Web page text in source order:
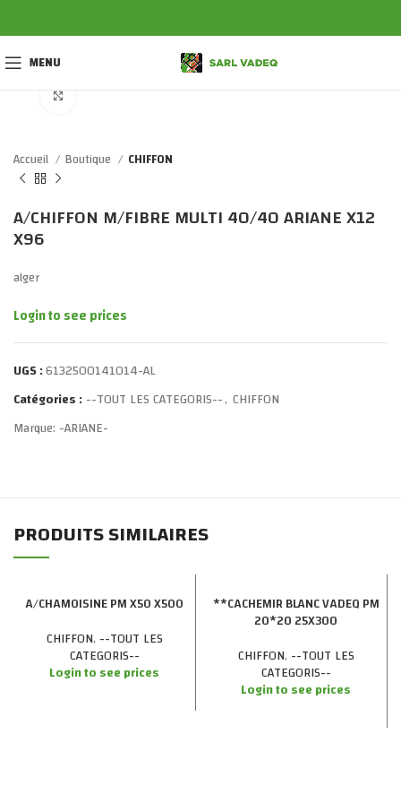
MENU
Click to enlarge
Accueil Boutique CHIFFON
A/CHIFFON M/FIBRE MULTI 40/40 ARIANE X12
X96
alger
Login to see prices
UGS :6132500141014-AL
Catégories :--TOUT LES CATEGORIS--, CHIFFON
Marque: -ARIANE-
PRODUITS SIMILAIRES
A/CHAMOISINE PM X50 X500
CHIFFON, --TOUT LES
CATEGORIS--
Login to see prices
**CACHEMIR BLANC VADEQ PM
20*20 25X300
CHIFFON, --TOUT LES
CATEGORIS--
Login to see prices